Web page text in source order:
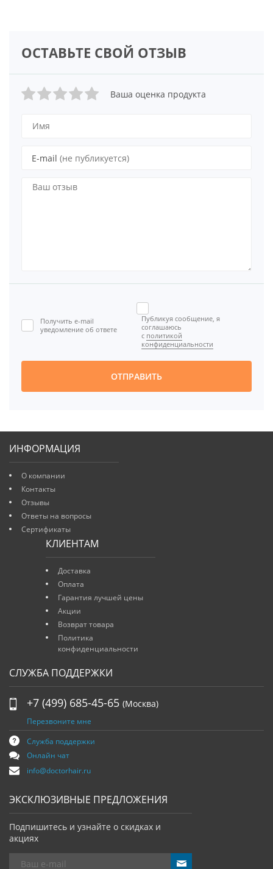
ОСТАВЬТЕ СВОЙ ОТЗЫВ
Ваша оценка продукта
E-mail (не публикуется)
Получить e-mail
уведомление об ответе
Публикуя сообщение, я
соглашаюсь
с политикой
конфиденциальности
ОТПРАВИТЬ
ИНФОРМАЦИЯ
О компании
Контакты
Отзывы
Ответы на вопросы
Сертификаты
КЛИЕНТАМ
Доставка
Оплата
Гарантия лучшей цены
Акции
Возврат товара
Политика
конфиденциальности
СЛУЖБА ПОДДЕРЖКИ
+7 (499) 685-45-65 (Москва)
Перезвоните мне
Служба поддержки
Онлайн чат
info@doctorhair.ru
ЭКСКЛЮЗИВНЫЕ ПРЕДЛОЖЕНИЯ
Подпишитесь и узнайте о скидках и
акциях
send